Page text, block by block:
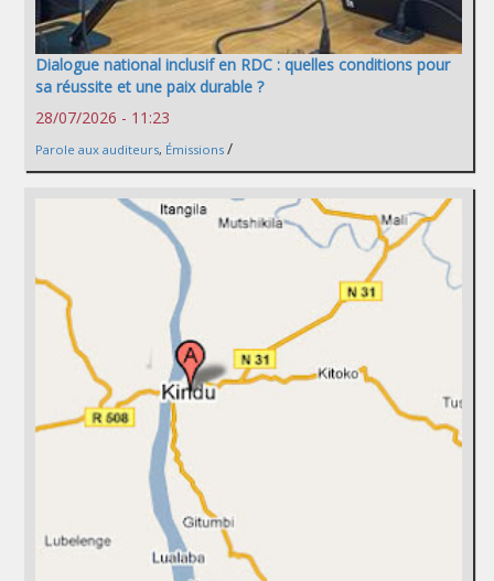
Dialogue national inclusif en RDC : quelles conditions pour
sa réussite et une paix durable ?
28/07/2026 - 11:23
Parole aux auditeurs, Émissions /